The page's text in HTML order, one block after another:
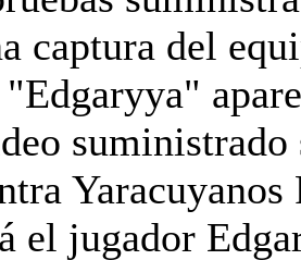
captura del
el jugador